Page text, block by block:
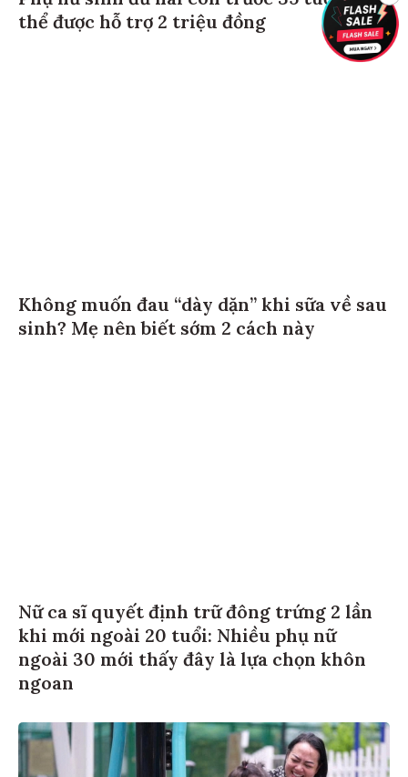
thể được hỗ trợ 2 triệu đồng
Không muốn đau “dày dặn” khi sữa về sau
sinh? Mẹ nên biết sớm 2 cách này
Nữ ca sĩ quyết định trữ đông trứng 2 lần
khi mới ngoài 20 tuổi: Nhiều phụ nữ
ngoài 30 mới thấy đây là lựa chọn khôn
ngoan